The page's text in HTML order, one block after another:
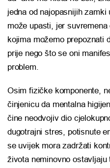
jedna od najopasnijih
može upasti, jer
kojima možemo prepoznati
prije nego što se oni
problem.
Osim fizičke komponente,
činjenicu da mentalna
čine neodvojiv dio
dugotrajni stres, potisnute
se uvijek mora zadržati
života neminovno